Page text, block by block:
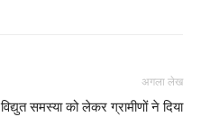
अगला लेख
विद्युत समस्या को लेकर ग्रामीणों ने दिया